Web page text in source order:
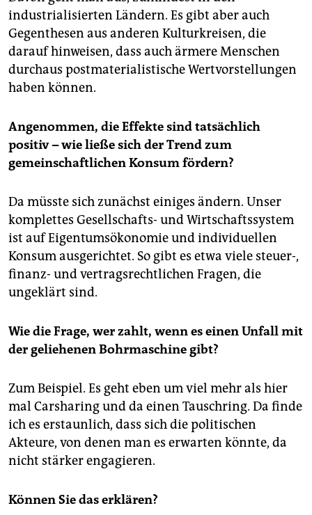
industrialisierten Ländern. Es gibt aber auch
Gegenthesen aus anderen Kulturkreisen, die
darauf hinweisen, dass auch ärmere Menschen
durchaus postmaterialistische Wertvorstellungen
haben können.
Angenommen, die Effekte sind tatsächlich
positiv – wie ließe sich der Trend zum
gemeinschaftlichen Konsum fördern?
Da müsste sich zunächst einiges ändern. Unser
komplettes Gesellschafts- und Wirtschaftssystem
ist auf Eigentumsökonomie und individuellen
Konsum ausgerichtet. So gibt es etwa viele steuer-,
finanz- und vertragsrechtlichen Fragen, die
ungeklärt sind.
Wie die Frage, wer zahlt, wenn es einen Unfall mit
der geliehenen Bohrmaschine gibt?
Zum Beispiel. Es geht eben um viel mehr als hier
mal Carsharing und da einen Tauschring. Da finde
ich es erstaunlich, dass sich die politischen
Akteure, von denen man es erwarten könnte, da
nicht stärker engagieren.
Können Sie das erklären?